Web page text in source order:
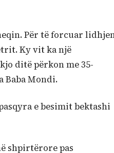
Për të forcuar
Ky vit ka një
ditë përkon me 35-
Baba Mondi.
e besimit bektashi
shpirtërore pas